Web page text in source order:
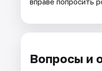
Вопросы и